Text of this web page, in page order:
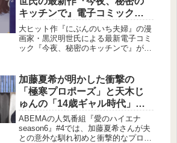
キッチンで』電子コミック配
信＆TVドラマ化！夫婦の間に
潜む秘密と再生の物語
大ヒット作『にぶんのいち夫婦』の漫
画家・黒沢明世氏による最新電子コミ
ック『今夜、秘密のキッチンで』が配
に悩む主婦が、料理を通じて新たな出
会いと自分を取り戻す物語。ドラマと
コミック、それぞれの視点から楽しめ
るこの注目作について、賢作がご紹介
します。
加藤夏希が明かした衝撃の
「極寒プロポーズ」と天木じ
ゅんの「14歳ギャル時代」～
『愛のハイエナ season6』が
描く人間の欲望と愛の形～
ABEMAの人気番組『愛のハイエナ
season6』#4では、加藤夏希さんが夫
との意外な馴れ初めと衝撃的なプロポ